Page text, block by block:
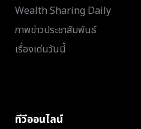
Wealth Sharing Daily
ภาพข่าวประชาสัมพันธ์
เรื่องเด่นวันนี้
ทีวีออนไลน์